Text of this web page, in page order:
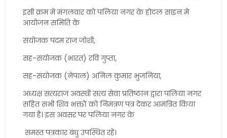
इसी क्रम में मंगलवार को पलिया नगर के होटल साइन में
आयोजन समिति के
संयोजक पदम राज जोशी,
सह-संयोजक (भारत) रवि गुप्ता,
सह-संयोजक (नेपाल) अनिल कुमार भुजनिया,
अध्यक्ष सत्यराज अवस्थी सत्य सेवा प्रतिष्ठान द्वारा पलिया नगर
सहित सभी शिव भक्तों को निमंत्रण पत्र देकर आमंत्रित किया
गया है। इस अवसर पर पलिया नगर के
समस्त पत्रकार बंधु उपस्थित रहे।